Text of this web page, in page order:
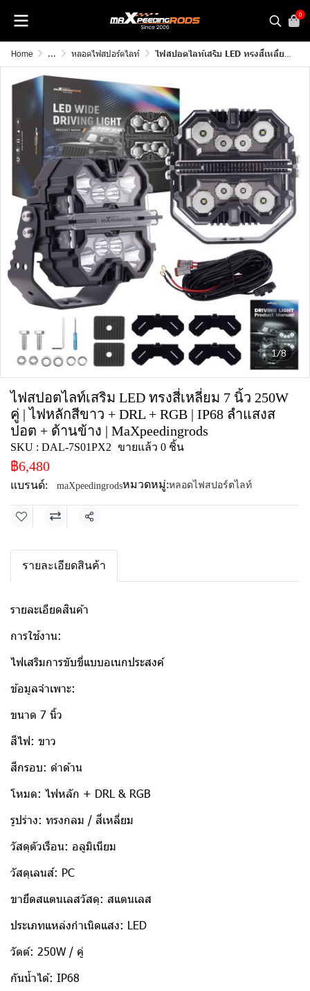
0
Home ... หลอดไฟสปอร์ตไลท์ ไฟสปอตไลท์เสริม LED ทรงสี่เหลี่ยม 7 นิ้ว 250W คู่ | ไฟหลักสีขาว + DRL + RGB | IP68 ลำแสงสปอต + ด้านข้าง | MaXpeedingrods
1/8
ไฟสปอตไลท์เสริม LED ทรงสี่เหลี่ยม 7 นิ้ว 250W
คู่ | ไฟหลักสีขาว + DRL + RGB | IP68 ลำแสงส
ปอต + ด้านข้าง | MaXpeedingrods
SKU : DAL-7S01PX2 ขายแล้ว 0 ชิ้น
฿6,480
แบรนด์: maXpeedingrodsหมวดหมู่:หลอดไฟสปอร์ตไลท์
แชร์
รายละเอียดสินค้า
รายละเอียดสินค้า
การใช้งาน:
ไฟเสริมการขับขี่แบบอเนกประสงค์
ข้อมูลจำเพาะ:
ขนาด 7 นิ้ว
สีไฟ: ขาว
สีกรอบ: ดำด้าน
โหมด: ไฟหลัก + DRL & RGB
รูปร่าง: ทรงกลม / สี่เหลี่ยม
วัสดุตัวเรือน: อลูมิเนียม
วัสดุเลนส์: PC
ขายึดสแตนเลสวัสดุ: สแตนเลส
ประเภทแหล่งกำเนิดแสง: LED
วัตต์: 250W / คู่
กันน้ำได้: IP68